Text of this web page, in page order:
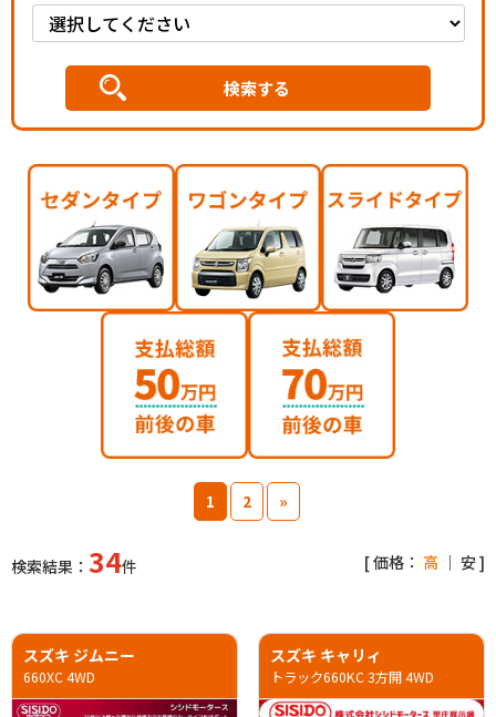
1 2 »
検索結果： 34件 [ 価格： 高 ｜ 安]
スズキ ジムニー
660XC 4WD
スズキ キャリィ
トラック660KC 3方開 4WD